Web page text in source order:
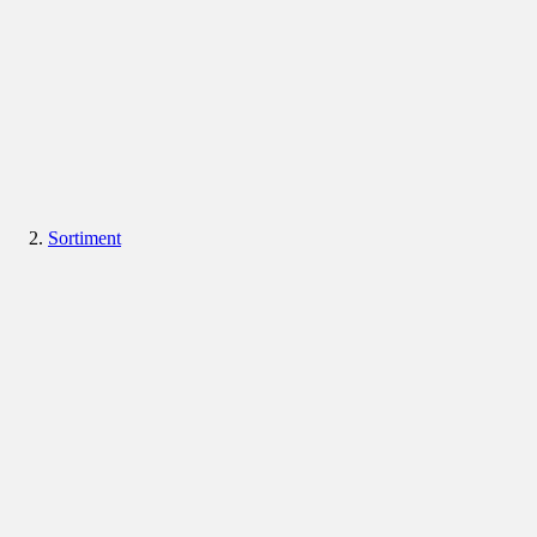
Sortiment